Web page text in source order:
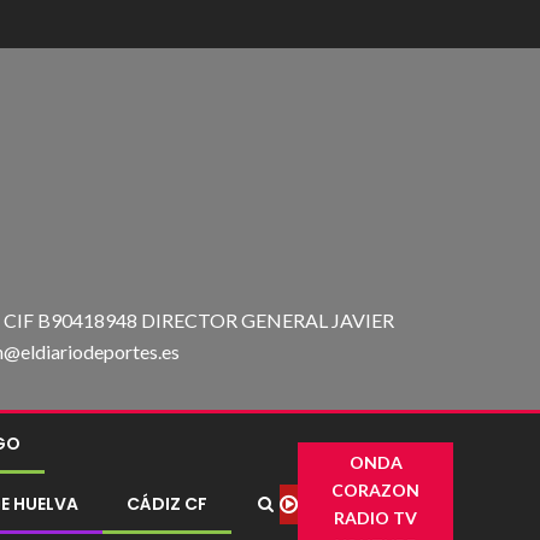
B90418948 DIRECTOR GENERAL JAVIER
HUELVA CÁDIZ CF
ONDA
CORAZON
RADIO TV